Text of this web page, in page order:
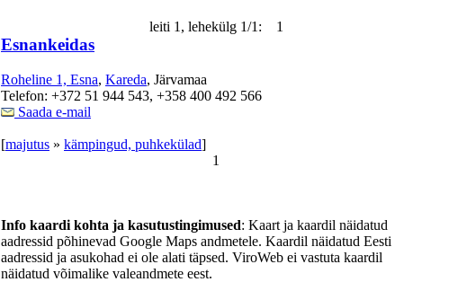
leiti 1, lehekülg 1/1: 1
Esnankeidas
Roheline 1, Esna, Kareda, Järvamaa
Telefon: +372 51 944 543, +358 400 492 566
Saada e-mail
[majutus » kämpingud, puhkekülad]
1
Info kaardi kohta ja kasutustingimused: Kaart ja kaardil näidatud
aadressid põhinevad Google Maps andmetele. Kaardil näidatud Eesti
aadressid ja asukohad ei ole alati täpsed. ViroWeb ei vastuta kaardil
näidatud võimalike valeandmete eest.